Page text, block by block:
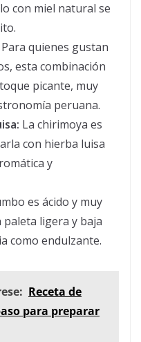
con miel natural se
Para quienes gustan
esta combinación
picante, muy
peruana.
La chirimoya es
con hierba luisa
y
es ácido y muy
ligera y baja
como endulzante.
Receta de
para preparar